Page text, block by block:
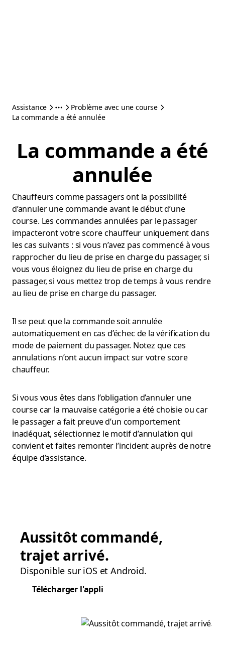
Assistance
Problème avec une course
La commande a été annulée
La commande a été
annulée
Chauffeurs comme passagers ont la possibilité
d’annuler une commande avant le début d’une
course. Les commandes annulées par le passager
impacteront votre score chauffeur uniquement dans
les cas suivants : si vous n’avez pas commencé à vous
rapprocher du lieu de prise en charge du passager, si
vous vous éloignez du lieu de prise en charge du
passager, si vous mettez trop de temps à vous rendre
au lieu de prise en charge du passager.
Il se peut que la commande soit annulée
automatiquement en cas d’échec de la vérification du
mode de paiement du passager. Notez que ces
annulations n’ont aucun impact sur votre score
chauffeur.
Si vous vous êtes dans l’obligation d’annuler une
course car la mauvaise catégorie a été choisie ou car
le passager a fait preuve d’un comportement
inadéquat, sélectionnez le motif d’annulation qui
convient et faites remonter l’incident auprès de notre
équipe d’assistance.
Aussitôt commandé,
trajet arrivé.
Disponible sur iOS et Android.
Télécharger l'appli